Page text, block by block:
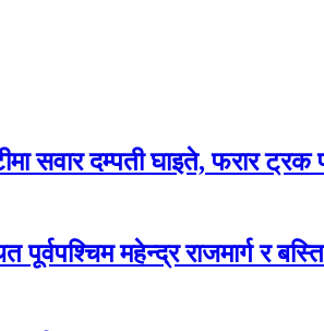
सवार दम्पती घाइते, फरार ट्रक
महेन्द्र राजमार्ग र